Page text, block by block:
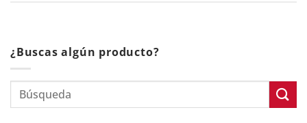
¿Buscas algún producto?